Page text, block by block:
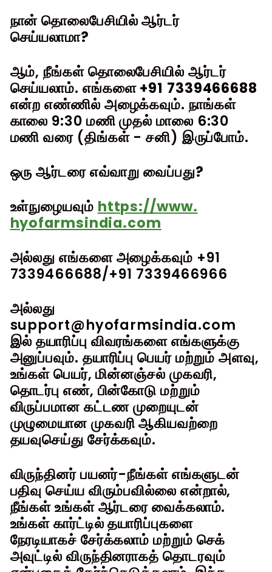
நான் தொலைபேசியில் ஆர்டர்
செய்யலாமா?
ஆம், நீங்கள் தொலைபேசியில் ஆர்டர்
செய்யலாம். எங்களை+91 7339466688
என்ற எண்ணில் அழைக்கவும். நாங்கள்
காலை 9:30 மணி முதல் மாலை 6:30
மணி வரை (திங்கள் - சனி) இருப்போம்.
ஒரு ஆர்டரை எவ்வாறு வைப்பது?
உள்நுழையவும் https://www.
hyofarmsindia.com
அல்லது எங்களை அழைக்கவும் +91
7339466688/+91 7339466966
அல்லது
support@hyofarmsindia.com
இல் தயாரிப்பு விவரங்களை எங்களுக்கு
அனுப்பவும். தயாரிப்பு பெயர் மற்றும் அளவு,
உங்கள் பெயர், மின்னஞ்சல் முகவரி,
தொடர்பு எண், பின்கோடு மற்றும்
விருப்பமான கட்டண முறையுடன்
முழுமையான முகவரி ஆகியவற்றை
தயவுசெய்து சேர்க்கவும்.
விருந்தினர் பயனர்-நீங்கள் எங்களுடன்
பதிவு செய்ய விரும்பவில்லை என்றால்,
நீங்கள் உங்கள் ஆர்டரை வைக்கலாம்.
உங்கள் கார்ட்டில் தயாரிப்புகளை
நேரடியாகச் சேர்க்கலாம் மற்றும் செக்
அவுட்டில் விருந்தினராகத் தொடரவும்